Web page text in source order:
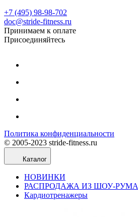
+7 (495) 98-98-702
doc@stride-fitness.ru
Принимаем к оплате
Присоединяйтесь
Политика конфиденциальности
© 2005-2023 stride-fitness.ru
Каталог
НОВИНКИ
РАСПРОДАЖА ИЗ ШОУ-РУМА
Кардиотренажеры